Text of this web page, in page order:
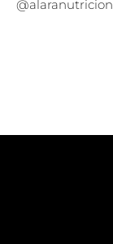
@alaranutricion